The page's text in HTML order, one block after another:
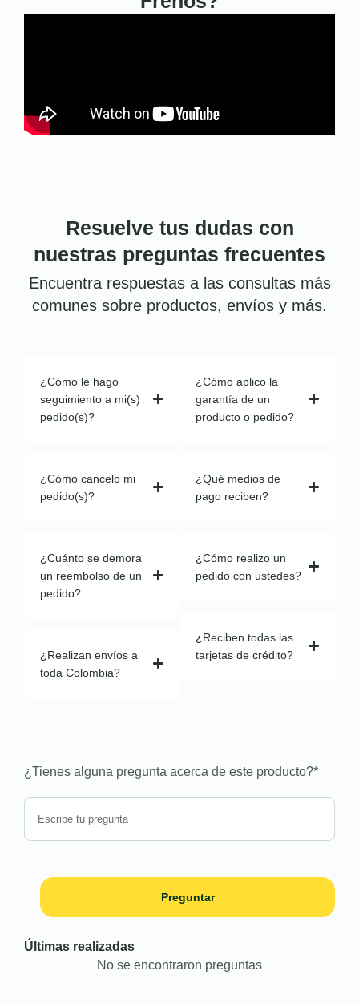
Resuelve tus dudas con
nuestras preguntas frecuentes
Encuentra respuestas a las consultas más
comunes sobre productos, envíos y más.
¿Cómo le hago
seguimiento a mi(s)
pedido(s)?
¿Cómo cancelo mi
pedido(s)?
¿Cuánto se demora
un reembolso de un
pedido?
¿Realizan envíos a
toda Colombia?
¿Cómo aplico la
garantía de un
producto o pedido?
¿Qué medios de
pago reciben?
¿Cómo realizo un
pedido con ustedes?
¿Reciben todas las
tarjetas de crédito?
¿Tienes alguna pregunta acerca de este producto?*
Preguntar
Últimas realizadas
No se encontraron preguntas